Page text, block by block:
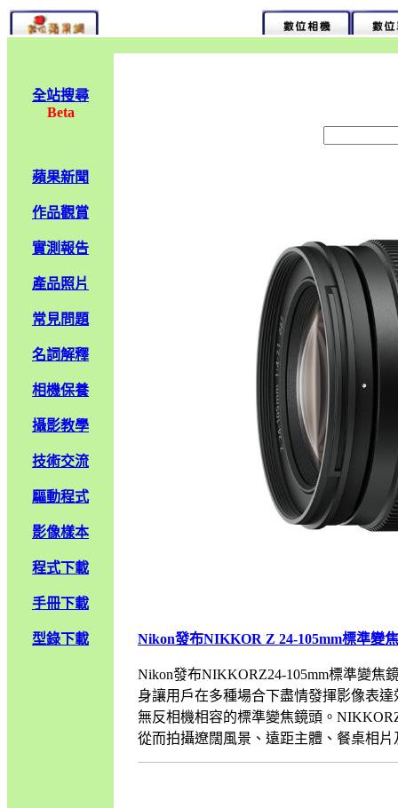
全站搜尋
Beta
蘋果新聞
作品觀賞
實測報告
產品照片
常見問題
名詞解釋
相機保養
攝影教學
技術交流
驅動程式
影像樣本
程式下載
手冊下載
型錄下載 Nikon發布NIKKOR Z 24-105mm標準變
Nikon發布NIKKORZ24-105mm標準變焦
身讓用戶在多種場合下盡情發揮影像表
無反相機相容的標準變焦鏡頭。
從而拍攝遼闊風景、遠距主體、餐桌相